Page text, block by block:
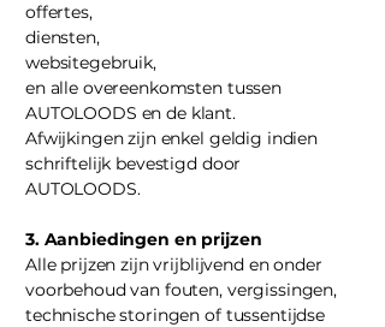
offertes,
diensten,
websitegebruik,
en alle overeenkomsten tussen
AUTOLOODS en de klant.
Afwijkingen zijn enkel geldig indien
schriftelijk bevestigd door
AUTOLOODS.
3. Aanbiedingen en prijzen
Alle prijzen zijn vrijblijvend en onder
voorbehoud van fouten, vergissingen,
technische storingen of tussentijdse